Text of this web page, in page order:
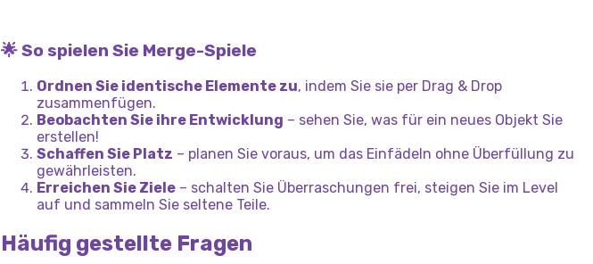
🌟 So spielen Sie Merge-Spiele
Ordnen Sie identische Elemente zu, indem Sie sie per Drag & Drop
zusammenfügen.
Beobachten Sie ihre Entwicklung – sehen Sie, was für ein neues Objekt Sie
erstellen!
Schaffen Sie Platz – planen Sie voraus, um das Einfädeln ohne Überfüllung zu
gewährleisten.
Erreichen Sie Ziele – schalten Sie Überraschungen frei, steigen Sie im Level
auf und sammeln Sie seltene Teile.
Häufig gestellte Fragen